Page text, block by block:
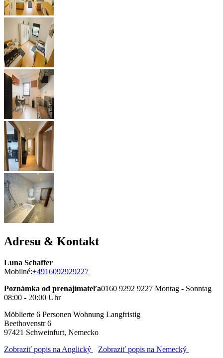
Adresu & Kontakt
Luna Schaffer
Mobilné:+4916092929227
Poznámka od prenajímateľa0160 9292 9227 Montag - Sonntag
08:00 - 20:00 Uhr
Möblierte 6 Personen Wohnung Langfristig
Beethovenstr 6
97421 Schweinfurt, Nemecko
Zobraziť popis na Anglický
Zobraziť popis na Nemecký